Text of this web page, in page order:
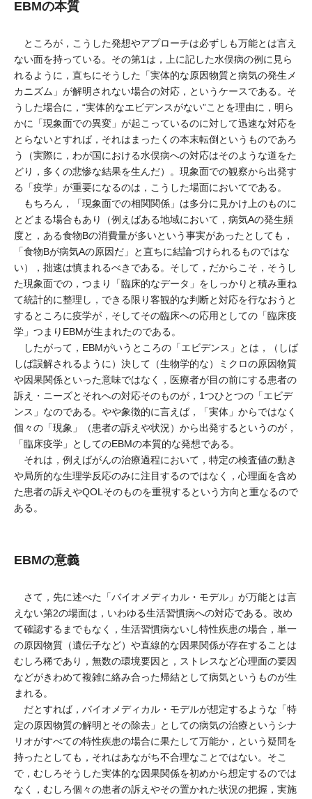
EBMの本質
ところが，こうした発想やアプローチは必ずしも万能とは言え
ない面を持っている。その第1は，上に記した水俣病の例に見ら
れるように，直ちにそうした「実体的な原因物質と病気の発生メ
カニズム」が解明されない場合の対応，というケースである。そ
うした場合に，“実体的なエビデンスがない”ことを理由に，明ら
かに「現象面での異変」が起こっているのに対して迅速な対応を
とらないとすれば，それはまったくの本末転倒というものであろ
う（実際に，わが国における水俣病への対応はそのような道をた
どり，多くの悲惨な結果を生んだ）。現象面での観察から出発す
る「疫学」が重要になるのは，こうした場面においてである。
もちろん，「現象面での相関関係」は多分に見かけ上のものに
とどまる場合もあり（例えばある地域において，病気Aの発生頻
度と，ある食物Bの消費量が多いという事実があったとしても，
「食物Bが病気Aの原因だ」と直ちに結論づけられるものではな
い），拙速は慎まれるべきである。そして，だからこそ，そうし
た現象面での，つまり「臨床的なデータ」をしっかりと積み重ね
て統計的に整理し，できる限り客観的な判断と対応を行なおうと
するところに疫学が，そしてその臨床への応用としての「臨床疫
学」つまりEBMが生まれたのである。
したがって，EBMがいうところの「エビデンス」とは，（しば
しば誤解されるように）決して（生物学的な）ミクロの原因物質
や因果関係といった意味ではなく，医療者が目の前にする患者の
訴え・ニーズとそれへの対応そのものが，1つひとつの「エビデ
ンス」なのである。やや象徴的に言えば，「実体」からではなく
個々の「現象」（患者の訴えや状況）から出発するというのが，
「臨床疫学」としてのEBMの本質的な発想である。
それは，例えばがんの治療過程において，特定の検査値の動き
や局所的な生理学反応のみに注目するのではなく，心理面を含め
た患者の訴えやQOLそのものを重視するという方向と重なるので
ある。
EBMの意義
さて，先に述べた「バイオメディカル・モデル」が万能とは言
えない第2の場面は，いわゆる生活習慣病への対応である。改め
て確認するまでもなく，生活習慣病ないし特性疾患の場合，単一
の原因物質（遺伝子など）や直線的な因果関係が存在することは
むしろ稀であり，無数の環境要因と，ストレスなど心理面の要因
などがきわめて複雑に絡み合った帰結として病気というものが生
まれる。
だとすれば，バイオメディカル・モデルが想定するような「特
定の原因物質の解明とその除去」としての病気の治療というシナ
リオがすべての特性疾患の場合に果たして万能か，という疑問を
持ったとしても，それはあながち不合理なことではない。そこ
で，むしろそうした実体的な因果関係を初めから想定するのでは
なく，むしろ個々の患者の訴えやその置かれた状況の把握，実施